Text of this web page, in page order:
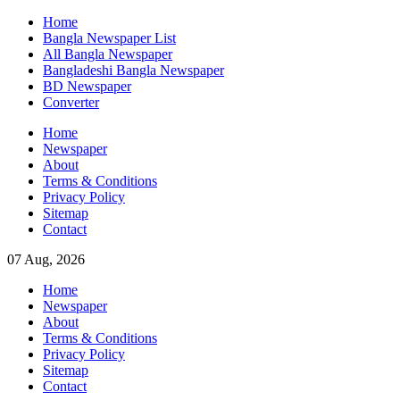
Skip
content
Home
Bangla Newspaper List
All Bangla Newspaper
Bangladeshi Bangla Newspaper
BD Newspaper
Converter
Home
Newspaper
About
Terms & Conditions
Privacy Policy
Sitemap
Contact
07 Aug, 2026
Home
Newspaper
About
Terms & Conditions
Privacy Policy
Sitemap
Contact